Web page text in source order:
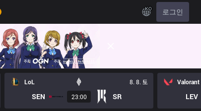
KO 로그인
LoL 8. 8. 토
SEN 23:00 SR
Valorant
LEV